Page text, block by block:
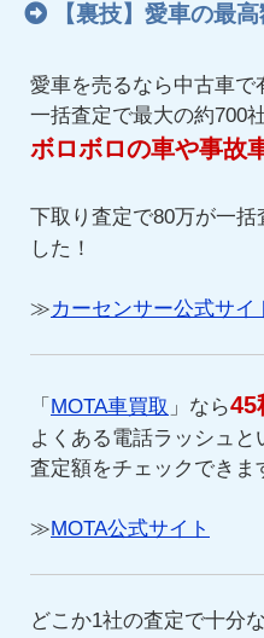
【裏技】愛車の最
愛車を売るなら中古車で
一括査定で最大の約700
ボロボロの車や事故
下取り査定で80万が一括
した！
≫カーセンサー公式サイ
「 MOTA車買取 」なら45
よくある電話ラッシュ
査定額をチェックできま
≫MOTA公式サイト
どこか1社の査定で十分